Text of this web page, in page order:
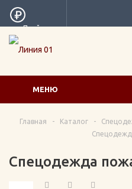
Прайс
МЕНЮ
Главная - Каталог -
Спецодежда